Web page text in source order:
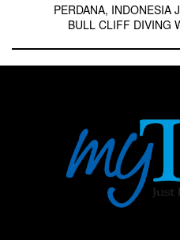
PERDANA, INDONESIA
BULL CLIFF DIVING